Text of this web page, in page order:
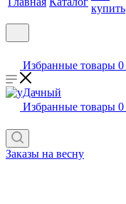
купить
Избранные товары 0
Избранные товары 0
Заказы на весну